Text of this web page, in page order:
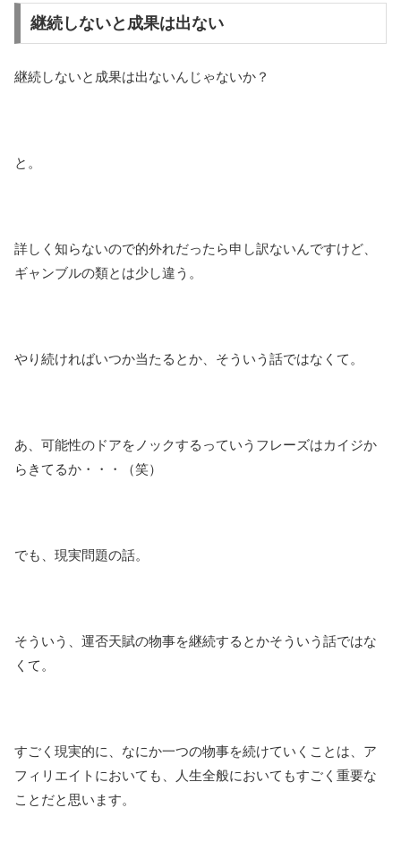
継続しないと成果は出ない
継続しないと成果は出ないんじゃないか？
と。
詳しく知らないので的外れだったら申し訳ないんですけど、
ギャンブルの類とは少し違う。
やり続ければいつか当たるとか、そういう話ではなくて。
あ、可能性のドアをノックするっていうフレーズはカイジか
らきてるか・・・（笑）
でも、現実問題の話。
そういう、運否天賦の物事を継続するとかそういう話ではな
くて。
すごく現実的に、なにか一つの物事を続けていくことは、ア
フィリエイトにおいても、人生全般においてもすごく重要な
ことだと思います。